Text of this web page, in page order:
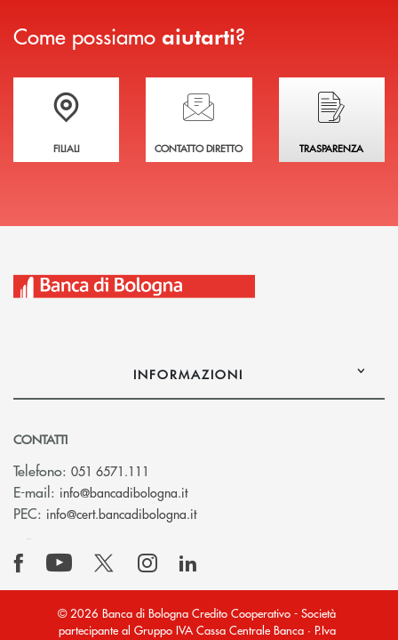
Come possiamo aiutarti?
Trova la filiale più vicina a te
FILIALI
Hai bisogno di assistenza immediata?
CONTATTO DIRETTO
Hai bisogno di
TRASPARENZA
INFORMAZIONI
CONTATTI
Telefono: 051 6571.111
E-mail: info@bancadibologna.it(si apre l’app di posta elettronica)
PEC: info@cert.bancadibologna.it(si apre l’app di posta
© 2026 Banca di Bologna Credito Cooperativo - Società
partecipante al Gruppo IVA Cassa Centrale Banca · P.Iva